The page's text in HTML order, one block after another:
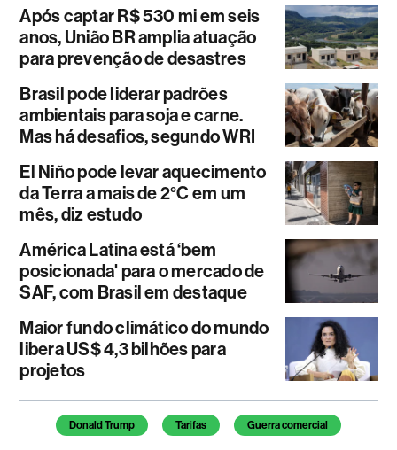
Após captar R$ 530 mi em seis
anos, União BR amplia atuação
para prevenção de desastres
Brasil pode liderar padrões
ambientais para soja e carne.
Mas há desafios, segundo WRI
El Niño pode levar aquecimento
da Terra a mais de 2°C em um
mês, diz estudo
América Latina está ‘bem
posicionada' para o mercado de
SAF, com Brasil em destaque
Maior fundo climático do mundo
libera US$ 4,3 bilhões para
projetos
Temas deste artigo
Donald Trump Tarifas Guerra comercial